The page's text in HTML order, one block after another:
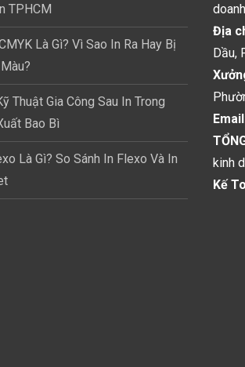
TPHCM
Là Gì? Vì Sao In Ra Hay Bị
Thuật Gia Công Sau In Trong
Bao Bì
Là Gì? So Sánh In Flexo Và In
Địa
Dầu,
kinh
Kế